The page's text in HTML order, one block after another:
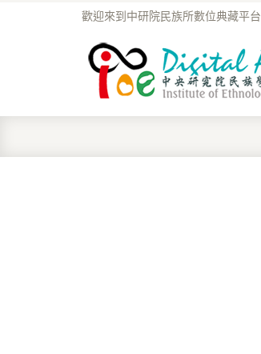
歡迎來到中研院民族所數位典藏平台